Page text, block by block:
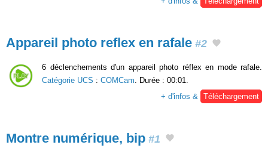
Appareil photo reflex en rafale #2
6 déclenchements d'un appareil photo réflex en mode rafale.
Catégorie UCS : COMCam . Durée : 00:01.
+ d'infos &
Téléchargement
Montre numérique, bip #1